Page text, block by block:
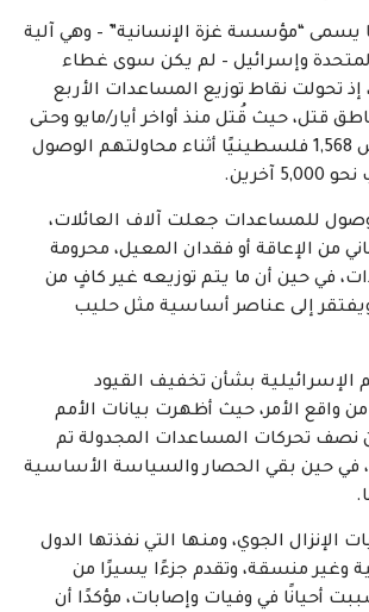
يسمى “مؤسسة غزة الإنسانية” – وهي آلية
المتحدة وإسرائيل – لم يكن سوى غطاء
تحولت نقاط توزيع المساعدات الأربع
قتل، حيث قُتل منذ أواخر أيار/مايو وحتى
أوائل آب/أغسطس 1,568 فلسطينيًا أثناء محاولتهم الوصول
آخرين.
للمساعدات جعلت آلاف العائلات،
من الإعاقة أو فقدان المعيل، محرومة
في حين أن ما يتم توزيعه غير كافٍ من
ويفتقر إلى عناصر أساسية مثل حليب
الإسرائيلية بشأن تخفيف القيود
من واقع الأمر، حيث أظهرت بيانات الأمم
نصف تحركات المساعدات المجدولة تم
في حين بقي الحصار والسياسة الأساسية
الإنزال الجوي، ومنها التي نفذتها الدول
وغير منسقة، وتقدم جزءًا يسيرًا من
أحيانًا في وفيات وإصابات، مؤكدًا أن